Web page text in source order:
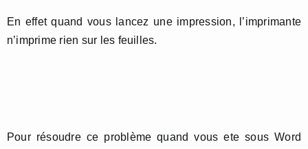
En effet quand vous lancez une impression, l’imprimante
n’imprime rien sur les feuilles.
Pour résoudre ce problème quand vous ete sous Word